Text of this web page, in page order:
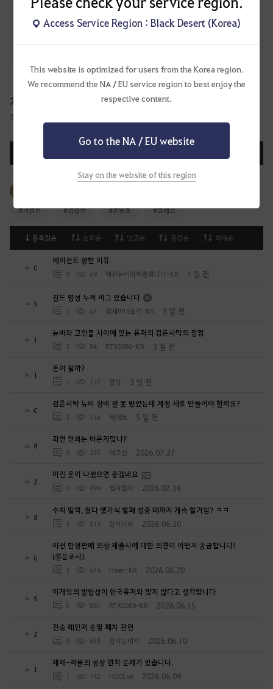
Access Service Region : Black Desert (Korea)
This website is optimized for users from the Korea region.
We recommend the NA / EU service region to best enjoy the
respective content.
Go to the NA / EU website
Stay on the website of this region
게임 토론
검은사막 콘텐츠에 대한 의견을 나눌 수 있는 게임 토론 게시판입니다.
#거점전 #점령전 #콘텐츠 #클래스
등록일순 조회순 댓글순 공감순 화제순
0
에이전트 망한 이유
0 69 째진눈이라째송합니다-KR 1 일 전
3
길드 명성 누적 버그 있습니다
1 67 절세미녀초선-KR 3 일 전
1
뉴비와 고인물 사이에 있는 유저의 검은사막의 장점
2 84 RTX2080-KR 3 일 전
1
돈이 될까?
1 127 얌밍 3 일 전
0
검은사막 뉴비 장비 잘 못 받았는데 계정 새로 만들어야 할까요?
3 146 세네트 5 일 전
8
과연 연회는 바른게맞나?
0 225 테고신 2026.07.27
2
이런 옷이 나왔으면 좋겠네요
0 494 쉽지않지 2026.07.14
8
수치 딸깍, 줬다 뺏기식 밸패 섭종 때까지 계속 할거임? ㅋㅋ
3 813 단비나라 2026.06.20
0
이전 한정판매 의상 재출시에 대한 의견이 어떤지 궁금합니다!
(설문조사)
3 676 Haen-KR 2026.06.20
5
이게임의 방향성이 한국유저와 맞지 않다고 생각합니다
5 861 RTX2080-KR 2026.06.15
2
전승 레인저 숨찢 패치 관련
0 858 간나는내가 2026.06.10
1
재배-작물의 성장 편차 문제가 있습니다.
1 742 HDCLue 2026.06.09